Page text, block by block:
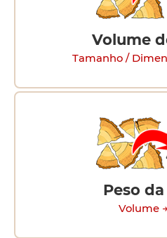
Volume
Tamanho /
Peso
Volume